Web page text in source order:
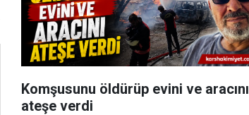
Komşusunu öldürüp evini ve aracını
ateşe verdi